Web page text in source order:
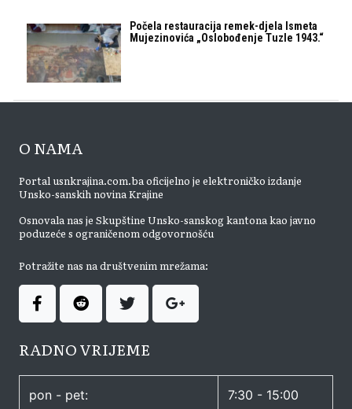
Počela restauracija remek-djela Ismeta
Mujezinovića „Oslobođenje Tuzle 1943.“
O NAMA
Portal usnkrajina.com.ba oficijelno je elektroničko izdanje
Unsko-sanskih novina Krajine
Osnovala nas je Skupštine Unsko-sanskog kantona kao javno
poduzeće s ograničenom odgovornošću
Potražite nas na društvenim mrežama:
RADNO VRIJEME
pon - pet: 7:30 - 15:00